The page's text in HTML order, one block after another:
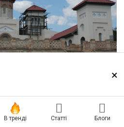
×
В тренді Статті Блоги